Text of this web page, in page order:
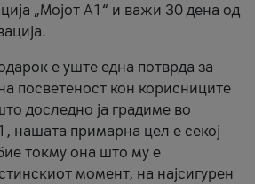
„Мојот А1“ и важи 30 дена од
е уште една потврда за
посветеност кон корисниците
доследно ја градиме во
нашата примарна цел е секој
токму она што му е
момент, на најсигурен